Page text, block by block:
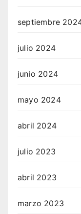
septiembre
julio 2024
junio 2024
mayo 2024
abril 2024
julio 2023
abril 2023
marzo 2023